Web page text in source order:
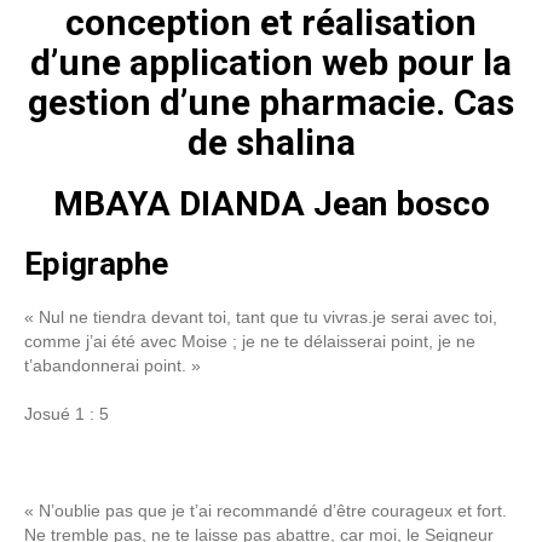
conception et réalisation
d’une application web pour la
gestion d’une pharmacie. Cas
de shalina
MBAYA DIANDA Jean bosco
Epigraphe
« Nul ne tiendra devant toi, tant que tu vivras.je serai avec toi,
comme j’ai été avec Moise ; je ne te délaisserai point, je ne
t’abandonnerai point. »
Josué 1 : 5
« N’oublie pas que je t’ai recommandé d’être courageux et fort.
Ne tremble pas, ne te laisse pas abattre, car moi, le Seigneur